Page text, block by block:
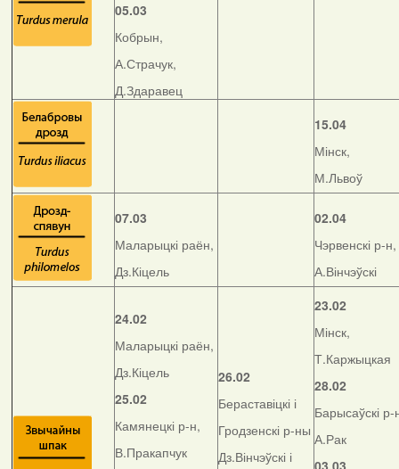
05.03
Кобрын,
А.Страчук,
Д.Здаравец
15.04
Мінск,
М.Львоў
07.03
Маларыцкі раён,
Дз.Кіцель
02.04
Чэрвенскі р-н,
А.Вінчэўскі
24.02
Маларыцкі раён,
Дз.Кіцель
25.02
Камянецкі р-н,
В.Пракапчук
26.02
Бераставіцкі і
Гродзенскі р-ны
Дз.Вінчэўскі і
23.02
Мінск,
Т.Каржыцкая
28.02
Барысаўскі р-
А.Рак
03.03